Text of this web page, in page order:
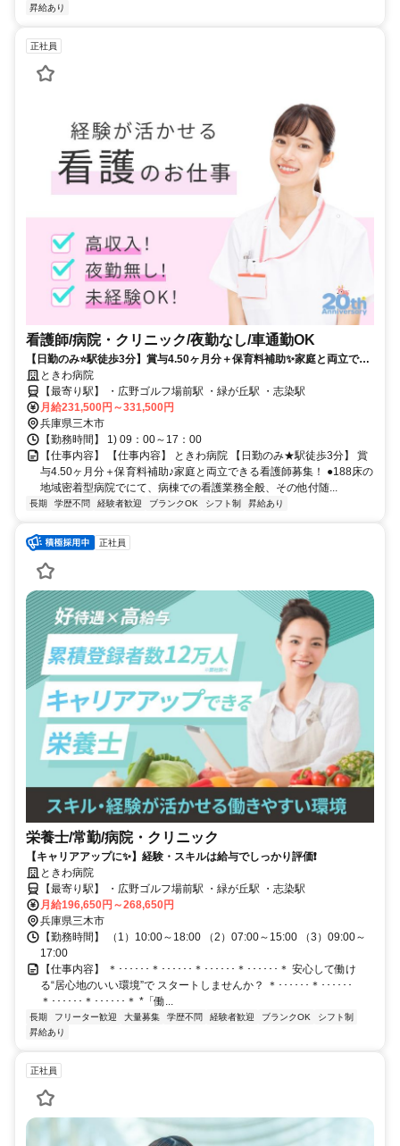
昇給あり
正社員
看護師/病院・クリニック/夜勤なし/車通勤OK
【日勤のみ⭐駅徒歩3分】賞与4.50ヶ月分＋保育料補助✨家庭と両立でき
る看護師募集❗️
ときわ病院
【最寄り駅】 ・広野ゴルフ場前駅 ・緑が丘駅 ・志染駅
月給231,500円～331,500円
兵庫県三木市
【勤務時間】 1) 09：00～17：00
【仕事内容】 【仕事内容】 ときわ病院 【日勤のみ★駅徒歩3分】 賞
与4.50ヶ月分＋保育料補助♪家庭と両立できる看護師募集！ ●188床の
地域密着型病院でにて、病棟での看護業務全般、その他付随...
長期 学歴不問 経験者歓迎 ブランクOK シフト制 昇給あり
正社員
栄養士/常勤/病院・クリニック
【キャリアアップに✨】経験・スキルは給与でしっかり評価❗️
ときわ病院
【最寄り駅】 ・広野ゴルフ場前駅 ・緑が丘駅 ・志染駅
月給196,650円～268,650円
兵庫県三木市
【勤務時間】 （1）10:00～18:00 （2）07:00～15:00 （3）09:00～
17:00
【仕事内容】 ＊･･････＊･･････＊･･････＊･･････＊ 安心して働け
る“居心地のいい環境”で スタートしませんか？ ＊･･････＊･･････
＊･･････＊･･････＊ *「働...
長期 フリーター歓迎 大量募集 学歴不問 経験者歓迎 ブランクOK
シフト制
昇給あり
正社員